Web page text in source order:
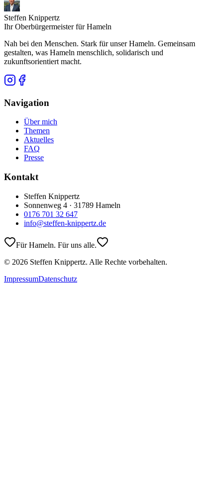
Steffen Knippertz
Ihr Oberbürgermeister für Hameln
Nah bei den Menschen. Stark für unser Hameln. Gemeinsam
gestalten, was Hameln menschlich, solidarisch und
zukunftsorientiert macht.
Navigation
Über mich
Themen
Aktuelles
FAQ
Presse
Kontakt
Steffen Knippertz
Sonnenweg 4 · 31789 Hameln
0176 701 32 647
info@steffen-knippertz.de
Für Hameln. Für uns alle.
© 2026 Steffen Knippertz. Alle Rechte vorbehalten.
ImpressumDatenschutz